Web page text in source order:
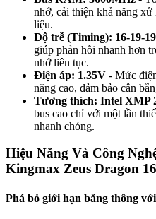
nhớ, cải thiện khả năng
liệu.
Độ trễ (Timing): 16-19-
giúp phản hồi nhanh hơn
nhớ liên tục.
Điện áp: 1.35V - Mức
năng cao, đảm bảo cân
Tương thích: Intel XMP
bus cao chỉ với một lần
nhanh chóng.
Hiệu Năng Và Công
Kingmax Zeus Dragon
Phá bỏ giới hạn băng thông